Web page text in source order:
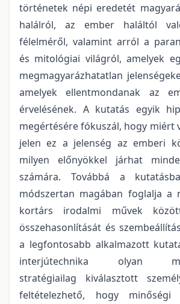
történetek népi eredetét
halálról, az ember haláltól
félelméről, valamint arról a
és mitológiai világról, amelyek
megmagyarázhatatlan
amelyek ellentmondanak az
érvelésének. A kutatás egyik
megértésére fókuszál, hogy miért
jelen ez a jelenség az emberi
milyen előnyökkel járhat
számára. Továbbá a
módszertan magában foglalja a
kortárs irodalmi művek
összehasonlítását és
a legfontosabb alkalmazott
interjútechnika olyan
stratégiailag kiválasztott
feltételezhető, hogy minőségi